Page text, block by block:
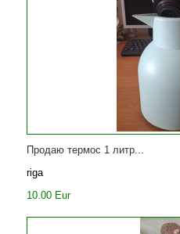
Продаю термос 1 литр...
riga
10.00 Eur